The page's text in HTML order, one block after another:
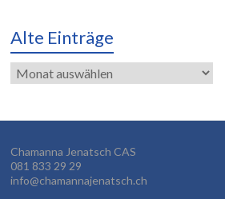
Alte Einträge
Alte
Einträge
Chamanna Jenatsch CAS
081 833 29 29
info@chamannajenatsch.ch